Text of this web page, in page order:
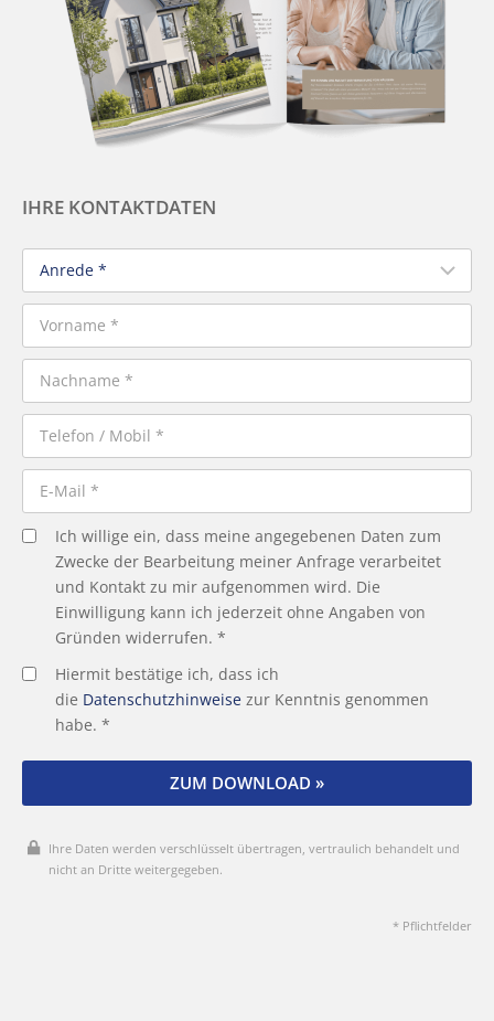
IHRE KONTAKTDATEN
Ich willige ein, dass meine angegebenen Daten zum
Zwecke der Bearbeitung meiner Anfrage verarbeitet
und Kontakt zu mir aufgenommen wird. Die
Einwilligung kann ich jederzeit ohne Angaben von
Gründen widerrufen. *
Hiermit bestätige ich, dass ich
die Datenschutzhinweise zur Kenntnis genommen
habe. *
ZUM DOWNLOAD »
Ihre Daten werden verschlüsselt übertragen, vertraulich behandelt und
nicht an Dritte weitergegeben.
* Pflichtfelder